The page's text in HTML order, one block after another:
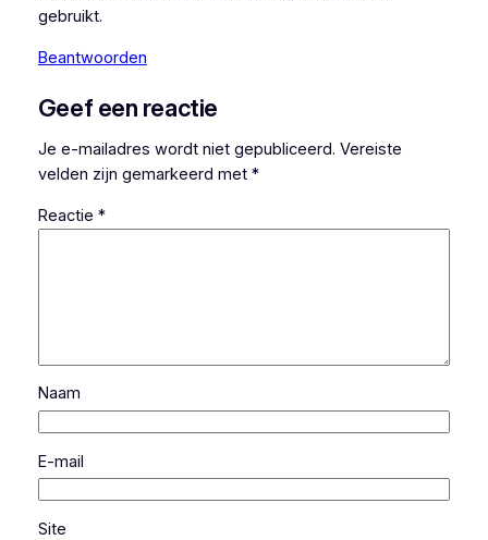
gebruikt.
Beantwoorden
Geef een reactie
Je e-mailadres wordt niet gepubliceerd. Vereiste
velden zijn gemarkeerd met *
Reactie *
Naam
E-mail
Site